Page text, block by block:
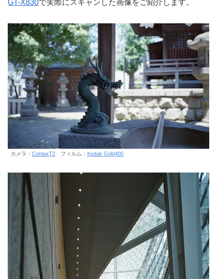
GT-X830で実際にスキャンした画像をご紹介します。
カメラ： ContaxT2 フィルム： Kodak Gold400